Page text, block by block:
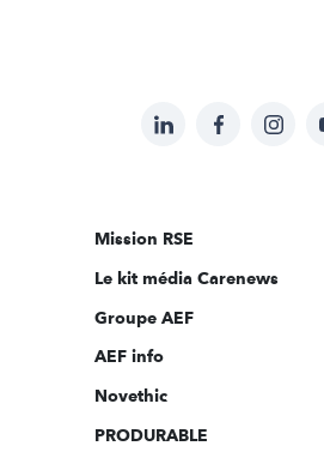
Suivez-
sur:
LinkedInFacebook
Mission RSE
Le kit média Carenews
Groupe AEF
AEF info
Novethic
PRODURABLE